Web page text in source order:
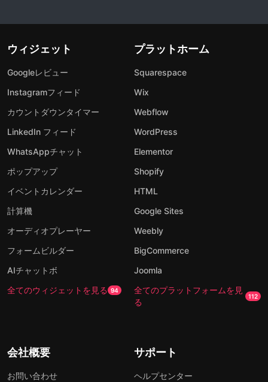
ウィジェット
Googleレビュー
Instagramフィード
カウントダウンタイマー
LinkedIn フィード
WhatsAppチャット
ポップアップ
イベントカレンダー
計算機
オーディオプレーヤー
フォームビルダー
AIチャットボ
全てのウィジェットを見る 94
プラットホーム
Squarespace
Wix
Webflow
WordPress
Elementor
Shopify
HTML
Google Sites
Weebly
BigCommerce
Joomla
全てのプラットフォームを見
る
112
会社概要
お問い合わせ
サポート
ヘルプセンター